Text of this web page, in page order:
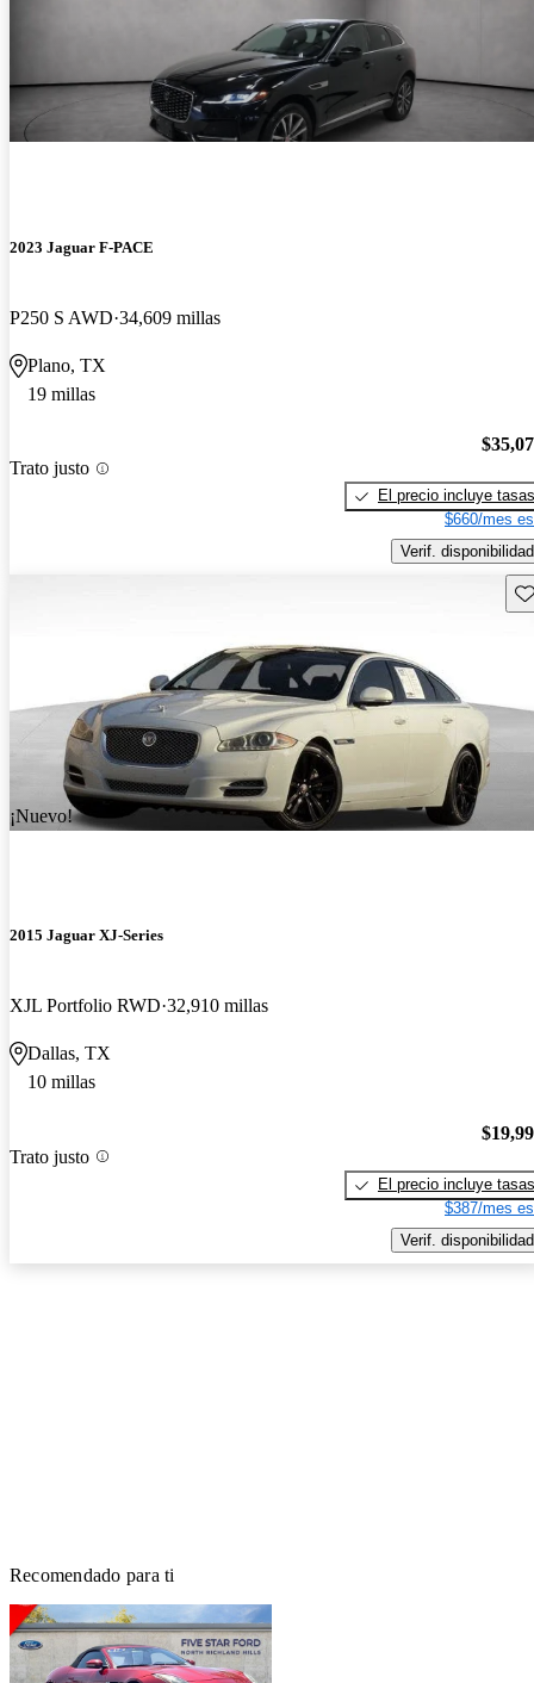
2023 Jaguar F-PACE
P250 S AWD 34,609 millas
Plano, TX
19 millas
Trato justo
El precio incluye tasas
$660/mes
Verif. disponibilidad
¡Nuevo!
2015 Jaguar XJ-Series
XJL Portfolio RWD 32,910 millas
Dallas, TX
10 millas
Trato justo
El precio incluye tasas
$387/mes
Verif. disponibilidad
Recomendado para ti